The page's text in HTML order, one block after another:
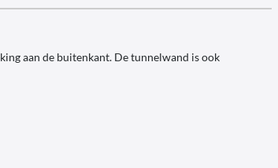
aan de buitenkant. De tunnelwand is ook